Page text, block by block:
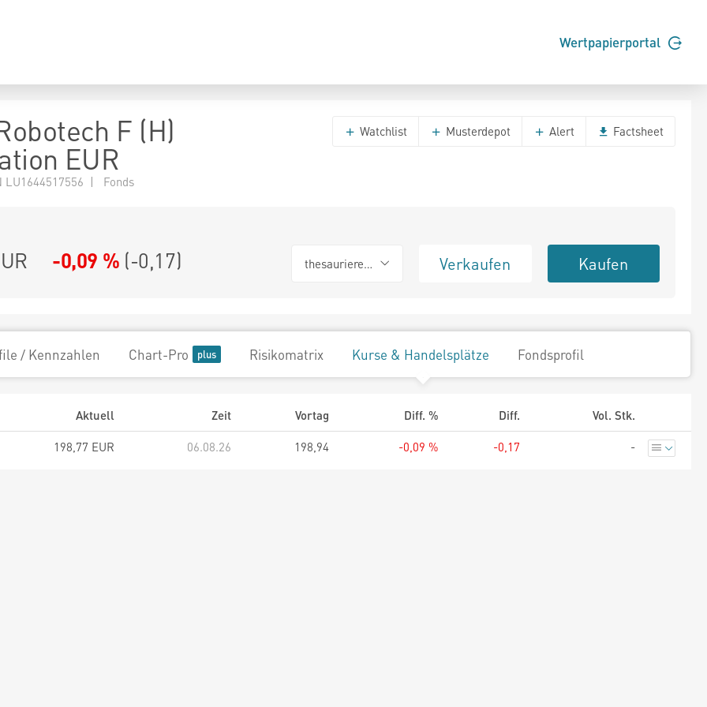
Wertpapierportal
F (H)
EUR
LU1644517556 | Fonds
Watchlist Musterdepot Alert Factsheet
-0,09 % (-0,17) thesaurierend Verkaufen Kaufen
/ Kennzahlen Chart-Pro Risikomatrix Kurse & Handelsplätze Fondsprofil
Aktuell Zeit Vortag Diff. % Diff.
Vol. Stk.
198,77 EUR
06.08.26 198,94 -0,09 % -0,17 -